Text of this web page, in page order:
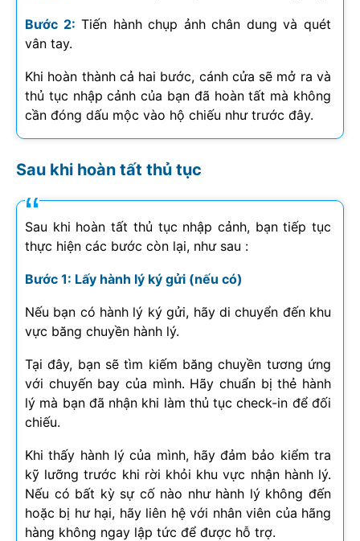
Bước 2: Tiến hành chụp ảnh chân dung và quét
vân tay.
Khi hoàn thành cả hai bước, cánh cửa sẽ mở ra và
thủ tục nhập cảnh của bạn đã hoàn tất mà không
cần đóng dấu mộc vào hộ chiếu như trước đây.
Sau khi hoàn tất thủ tục
Sau khi hoàn tất thủ tục nhập cảnh, bạn tiếp tục
thực hiện các bước còn lại, như sau :
Bước 1: Lấy hành lý ký gửi (nếu có)
Nếu bạn có hành lý ký gửi, hãy di chuyển đến khu
vực băng chuyền hành lý.
Tại đây, bạn sẽ tìm kiếm băng chuyền tương ứng
với chuyến bay của mình. Hãy chuẩn bị thẻ hành
lý mà bạn đã nhận khi làm thủ tục check-in để đối
chiếu.
Khi thấy hành lý của mình, hãy đảm bảo kiểm tra
kỹ lưỡng trước khi rời khỏi khu vực nhận hành lý.
Nếu có bất kỳ sự cố nào như hành lý không đến
hoặc bị hư hại, hãy liên hệ với nhân viên của hãng
hàng không ngay lập tức để được hỗ trợ.